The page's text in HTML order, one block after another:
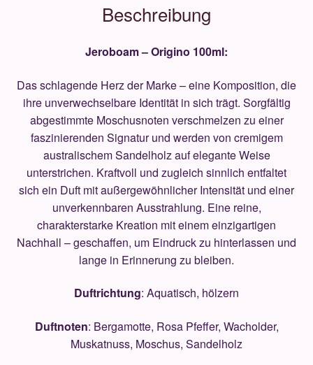
Beschreibung
Jeroboam – Origino 100ml:
Das schlagende Herz der Marke – eine Komposition, die
ihre unverwechselbare Identität in sich trägt. Sorgfältig
abgestimmte Moschusnoten verschmelzen zu einer
faszinierenden Signatur und werden von cremigem
australischem Sandelholz auf elegante Weise
unterstrichen. Kraftvoll und zugleich sinnlich entfaltet
sich ein Duft mit außergewöhnlicher Intensität und einer
unverkennbaren Ausstrahlung. Eine reine,
charakterstarke Kreation mit einem einzigartigen
Nachhall – geschaffen, um Eindruck zu hinterlassen und
lange in Erinnerung zu bleiben.
Duftrichtung: Aquatisch, hölzern
Duftnoten: Bergamotte, Rosa Pfeffer, Wacholder,
Muskatnuss, Moschus, Sandelholz